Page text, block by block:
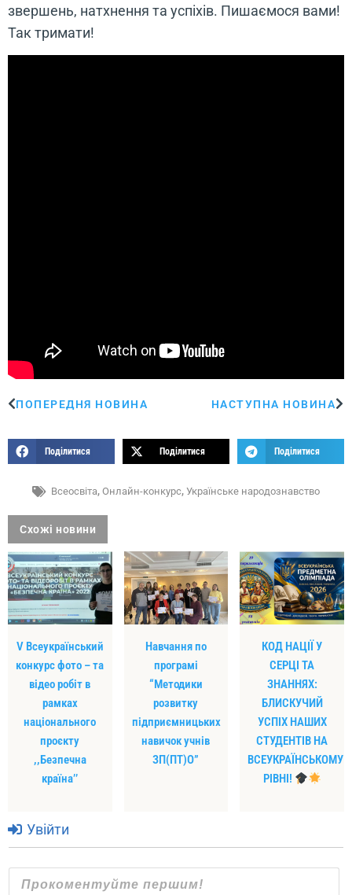
звершень, натхнення та успіхів. Пишаємося вами!
Так тримати!
ПОПЕРЕДНЯ НОВИНА НАСТУПНА НОВИНА
Поділитися Поділитися Поділитися
Всеосвіта, Онлайн-конкурс, Українське народознавство
Схожі новини
V Всеукраїнський
конкурс фото – та
відео робіт в
рамках
національного
проєкту
,,Безпечна
країна’’
Навчання по
програмі
“Методики
розвитку
підприємницьких
навичок учнів
ЗП(ПТ)О”
КОД НАЦІЇ У
СЕРЦІ ТА
ЗНАННЯХ:
БЛИСКУЧИЙ
УСПІХ НАШИХ
СТУДЕНТІВ НА
ВСЕУКРАЇНСЬКОМУ
РІВНІ!
Увійти